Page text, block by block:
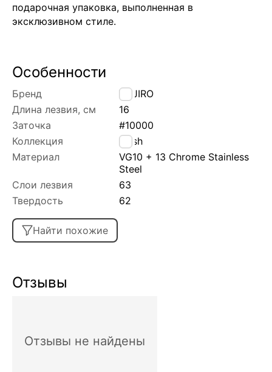
подарочная упаковка, выполненная в
эксклюзивном стиле.
Особенности
Бренд
TOJIRO
Длина лезвия, см
16
Заточка
#10000
Коллекция
Flash
Материал
VG10 + 13 Chrome Stainless
Steel
Слои лезвия
63
Твердость
62
Найти похожие
Отзывы
Отзывы не найдены